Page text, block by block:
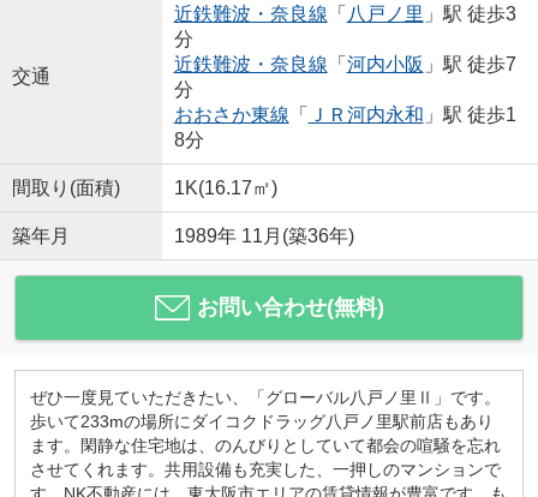
交通
近鉄難波・奈良線 「 八戸ノ里 」駅 徒歩3
分
近鉄難波・奈良線 「 河内小阪 」駅 徒歩7
分
おおさか東線 「 ＪＲ河内永和 」駅 徒歩1
8分
間取り(面積) 1K(16.17㎡)
築年月 1989年 11月(築36年)
お問い合わせ(無料)
ぜひ一度見ていただきたい、「グローバル八戸ノ里Ⅱ」です。
歩いて233mの場所にダイコクドラッグ八戸ノ里駅前店もあり
ます。閑静な住宅地は、のんびりとしていて都会の喧騒を忘れ
させてくれます。共用設備も充実した、一押しのマンションで